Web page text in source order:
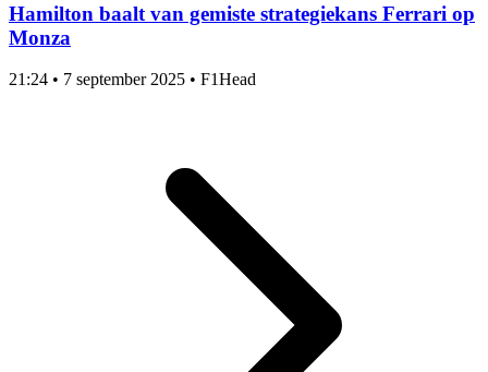
Hamilton baalt van gemiste strategiekans Ferrari op
Monza
21:24 • 7 september 2025 • F1Head